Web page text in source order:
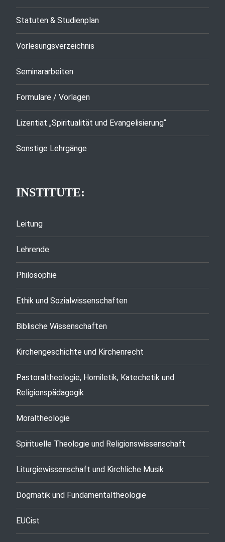
Statuten & Studienplan
Vorlesungsverzeichnis
Seminararbeiten
Formulare / Vorlagen
Lizentiat „Spiritualität und Evangelisierung“
Sonstige Lehrgänge
INSTITUTE:
Leitung
Lehrende
Philosophie
Ethik und Sozialwissenschaften
Biblische Wissenschaften
Kirchengeschichte und Kirchenrecht
Pastoraltheologie, Homiletik, Katechetik und
Religionspädagogik
Moraltheologie
Spirituelle Theologie und Religionswissenschaft
Liturgiewissenschaft und Kirchliche Musik
Dogmatik und Fundamentaltheologie
EUCist